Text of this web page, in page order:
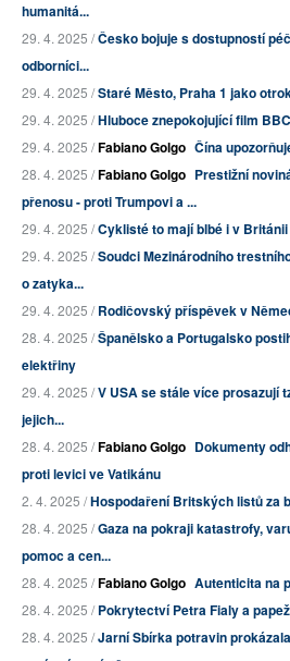
humanitá...
29. 4. 2025 /Česko bojuje s dostupností
odborníci...
29. 4. 2025 /Staré Město, Praha 1 jako
29. 4. 2025 /Hluboce znepokojující film
29. 4. 2025 /Fabiano Golgo Čína
28. 4. 2025 /Fabiano Golgo Prestižní
přenosu - proti Trumpovi a ...
29. 4. 2025 /Cyklisté to mají blbé i v Británii
29. 4. 2025 /Soudci Mezinárodního
o zatyka...
29. 4. 2025 /Rodičovský příspěvek v
28. 4. 2025 /Španělsko a Portugalsko
elektřiny
29. 4. 2025 /V USA se stále více prosazují
jejich...
28. 4. 2025 /Fabiano Golgo Dokumenty
proti levici ve Vatikánu
2. 4. 2025 /Hospodaření Britských listů za
28. 4. 2025 /Gaza na pokraji katastrofy,
pomoc a cen...
28. 4. 2025 /Fabiano Golgo Autenticita na
28. 4. 2025 /Pokrytectví Petra Fialy a
28. 4. 2025 /Jarní Sbírka potravin